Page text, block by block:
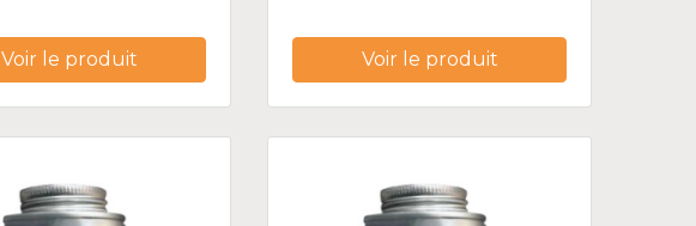
Voir le produit Voir le produit